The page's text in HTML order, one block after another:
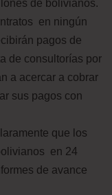
de bolivianos.
en ningún
pagos de
de consultorías por
a acercar a cobrar
sus pagos con
que los
en 24
de avance